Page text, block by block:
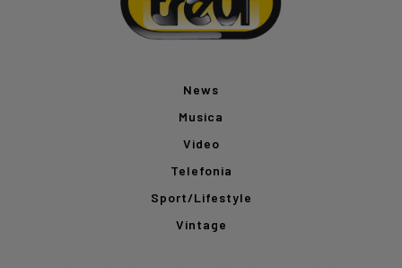
News
Musica
Video
Telefonia
Sport/Lifestyle
Vintage